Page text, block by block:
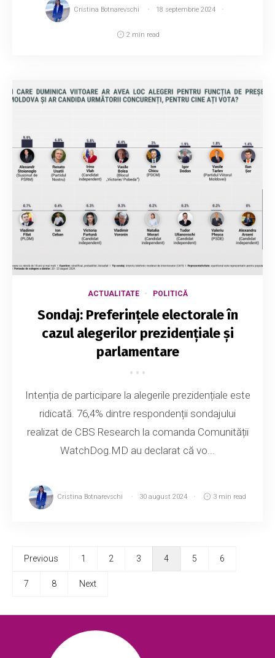
Cristina Botnarevschi 18 septembrie 2024
2 min read
ACTUALITATE POLITICĂ
Sondaj: Preferințele electorale în
cazul alegerilor prezidențiale și
parlamentare
Intenția de participare la alegerile prezidențiale este
ridicată. 76,4% dintre respondenții sondajului
realizat de CBS Research la comanda Comunității
WatchDog.MD au declarat că vo...
Cristina Botnarevschi 30 august 2024 3 min read
Previous 1 2 3 4 5 6
7 8 Next